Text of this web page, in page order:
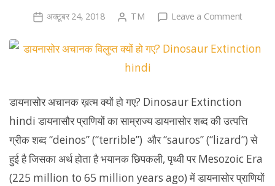
अक्टूबर 24, 2018 TM Leave a Commenton
अचानक
hindi
डायनासोर अचानक ख़त्म क्यों हो गए? Dinosaur Extinction
hindi डायनासौर प्राणियों का साम्राज्य डायनासोर शब्द की उत्पत्ति
ग्रीक शब्द “deinos” (“terrible”) और “sauros” (“lizard”) से
हुई है जिसका अर्थ होता है भयानक छिपकली, पृथ्वी पर Mesozoic Era
(225 million to 65 million years ago) में डायनासोर प्राणियों